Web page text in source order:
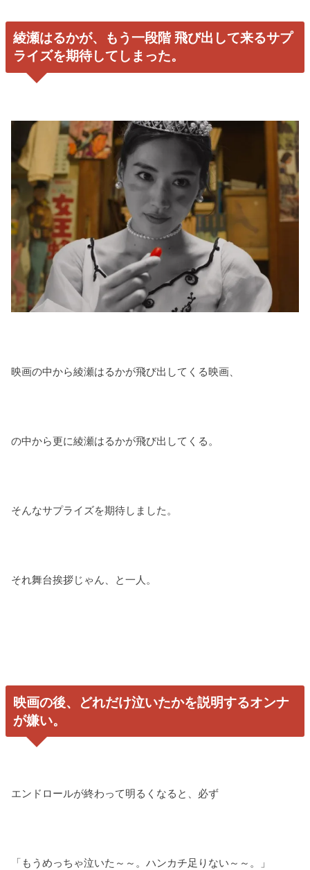
綾瀬はるかが、もう一段階 飛び出して来るサプ
ライズを期待してしまった。
映画の中から綾瀬はるかが飛び出してくる映画、
の中から更に綾瀬はるかが飛び出してくる。
そんなサプライズを期待しました。
それ舞台挨拶じゃん、と一人。
映画の後、どれだけ泣いたかを説明するオンナ
が嫌い。
エンドロールが終わって明るくなると、必ず
「もうめっちゃ泣いた～～。ハンカチ足りない～～。」